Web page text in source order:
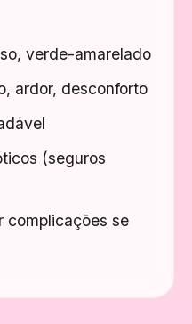
verde-amarelado
ardor, desconforto
(seguros
complicações se